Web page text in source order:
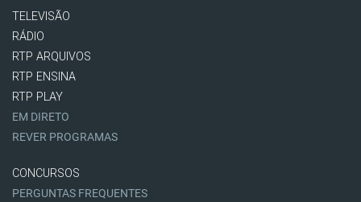
TELEVISÃO
RÁDIO
RTP ARQUIVOS
RTP ENSINA
RTP PLAY
EM DIRETO
REVER PROGRAMAS
CONCURSOS
PERGUNTAS FREQUENTES